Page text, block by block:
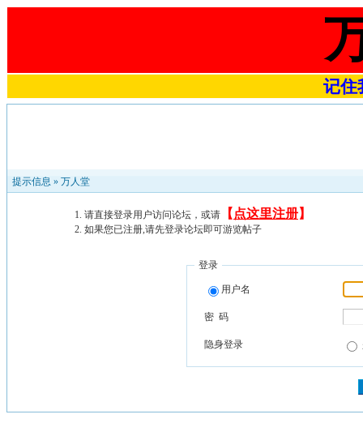
记住
提示信息 » 万人堂
请直接登录用户访问论坛，或请 【 点这里注册】
如果您已注册,请先登录论坛即可游览帖子
登录
用户名
密 码
隐身登录